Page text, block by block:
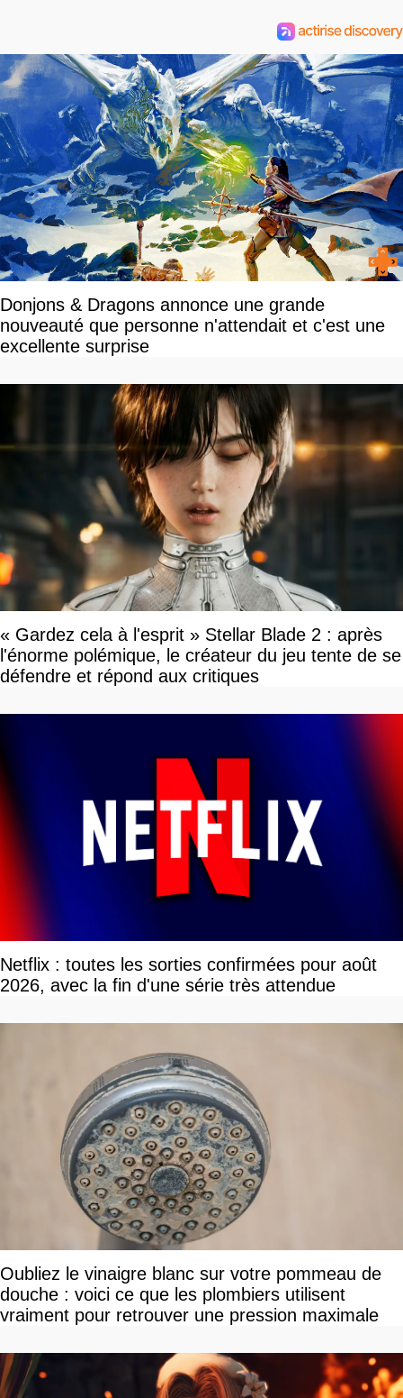
Donjons & Dragons annonce une grande
nouveauté que personne n'attendait et c'est une
excellente surprise
« Gardez cela à l'esprit » Stellar Blade 2 : après
l'énorme polémique, le créateur du jeu tente de se
défendre et répond aux critiques
Netflix : toutes les sorties confirmées pour août
2026, avec la fin d'une série très attendue
Oubliez le vinaigre blanc sur votre pommeau de
douche : voici ce que les plombiers utilisent
vraiment pour retrouver une pression maximale